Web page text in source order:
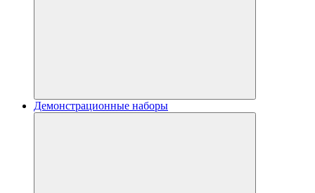
Демонстрационные наборы